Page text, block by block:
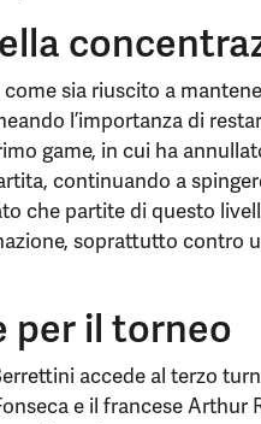
sia riuscito a
l’importanza di
game, in cui ha
continuando a
che partite di questo
soprattutto contro
per il torneo
accede al terzo
e il francese Arthur